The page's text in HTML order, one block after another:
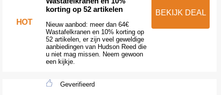
HOT
korting op 52 artikelen
Nieuw aanbod: meer dan 64€
Wastafelkranen en 10% korting op
52 artikelen, er zijn veel geweldige
aanbiedingen van Hudson Reed die
u niet mag missen. Neem gewoon
een kijkje.
BEKIJK DEAL
Geverifieerd